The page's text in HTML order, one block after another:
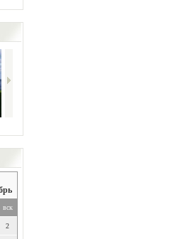
вск
2